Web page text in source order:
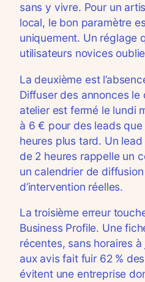
sans y vivre. Pour un
local, le bon paramètre
uniquement. Un réglage
utilisateurs novices
La deuxième est
Diffuser des annonces
atelier est fermé le lundi
à 6 € pour des leads
heures plus tard. Un
de 2 heures rappelle un
un calendrier de
d’intervention réelles.
La troisième erreur
Business Profile. Une
récentes, sans horaires
aux avis fait fuir 62 %
évitent une entreprise